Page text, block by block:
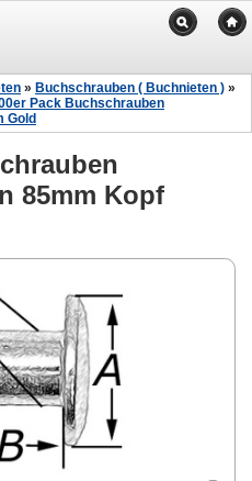
» Buchschrauben ( Buchnieten ) »
Pack Buchschrauben
Gold
85mm Kopf